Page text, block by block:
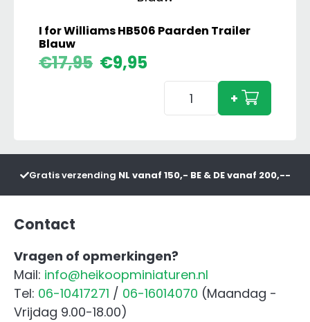
I for Williams HB506 Paarden Trailer
Blauw
€17,95
Oorspronkelijke
€9,95
Huidige
Trailer
Blauw
+
Gratis verzending NL vanaf 150,- BE & DE vanaf 200,--
Contact
Vragen of opmerkingen?
Mail: info@heikoopminiaturen.nl
Tel: 06-10417271 / 06-16014070 (Maandag -
Vrijdag 9.00-18.00)